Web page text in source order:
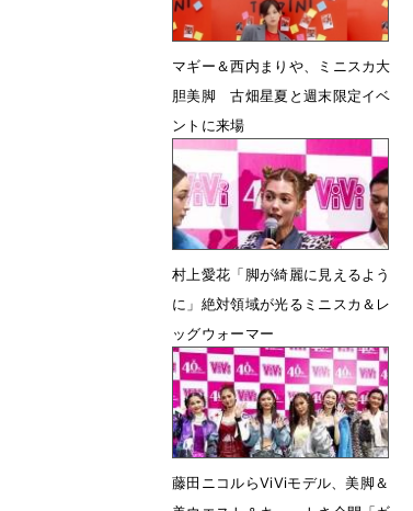
マギー＆西内まりや、ミニスカ大
胆美脚 古畑星夏と週末限定イベ
ントに来場
7月23日 08時10分
村上愛花「脚が綺麗に見えるよう
に」絶対領域が光るミニスカ＆レ
ッグウォーマー
10月16日 07時45分
藤田ニコルらViViモデル、美脚＆